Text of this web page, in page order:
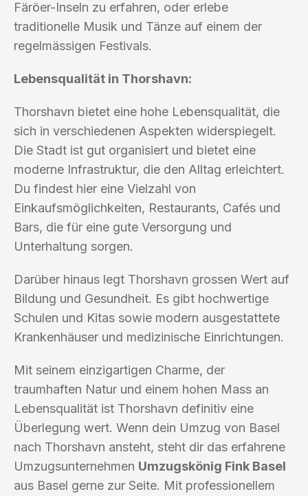
Färöer-Inseln zu erfahren, oder erlebe
traditionelle Musik und Tänze auf einem der
regelmässigen Festivals.
Lebensqualität in Thorshavn:
Thorshavn bietet eine hohe Lebensqualität, die
sich in verschiedenen Aspekten widerspiegelt.
Die Stadt ist gut organisiert und bietet eine
moderne Infrastruktur, die den Alltag erleichtert.
Du findest hier eine Vielzahl von
Einkaufsmöglichkeiten, Restaurants, Cafés und
Bars, die für eine gute Versorgung und
Unterhaltung sorgen.
Darüber hinaus legt Thorshavn grossen Wert auf
Bildung und Gesundheit. Es gibt hochwertige
Schulen und Kitas sowie modern ausgestattete
Krankenhäuser und medizinische Einrichtungen.
Mit seinem einzigartigen Charme, der
traumhaften Natur und einem hohen Mass an
Lebensqualität ist Thorshavn definitiv eine
Überlegung wert. Wenn dein Umzug von Basel
nach Thorshavn ansteht, steht dir das erfahrene
Umzugsunternehmen Umzugskönig Fink Basel
aus Basel gerne zur Seite. Mit professionellem